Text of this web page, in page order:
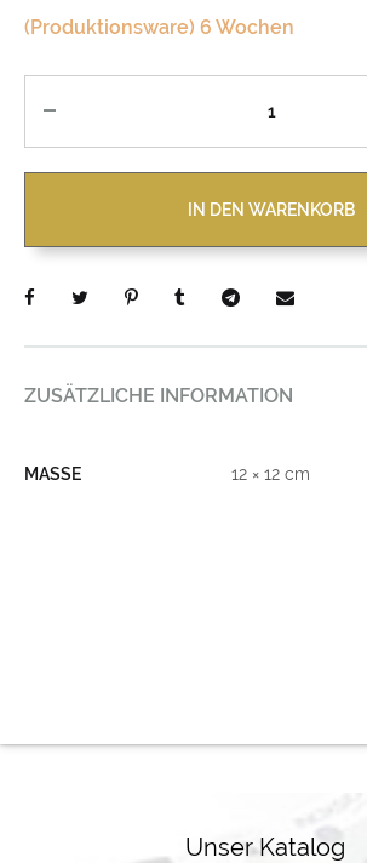
(Produktionsware) 6 Wochen
IN DEN WARENKORB
ZUSÄTZLICHE INFORMATION
MASSE 12 × 12 cm
Unser Katalog